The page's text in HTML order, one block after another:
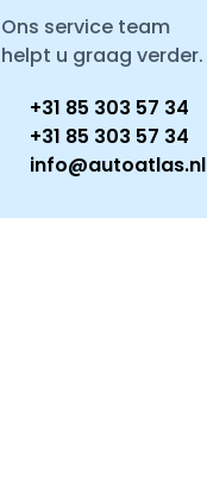
Ons service team
helpt u graag verder.
+31 85 303 57 34
+31 85 303 57 34
info@autoatlas.nl